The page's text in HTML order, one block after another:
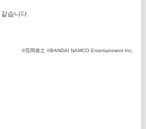
습니다.
©窪岡俊之 ©BANDAI NAMCO Entertainment Inc.